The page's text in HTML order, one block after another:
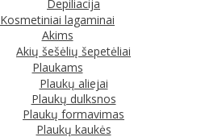
Depiliacija
Kosmetiniai lagaminai
Akims
Akių šešėlių šepetėliai
Plaukams
Plaukų aliejai
Plaukų dulksnos
Plaukų formavimas
Plaukų kaukės